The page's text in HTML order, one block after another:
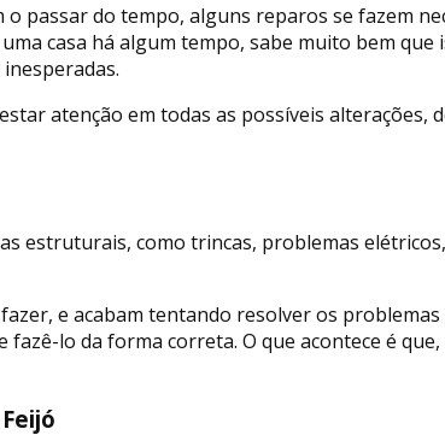
o passar do tempo, alguns reparos se fazem
casa há algum tempo, sabe muito bem que
atenção em todas as possíveis alterações,
estruturais, como trincas, problemas
e acabam tentando resolver os
lo da forma correta. O que acontece é